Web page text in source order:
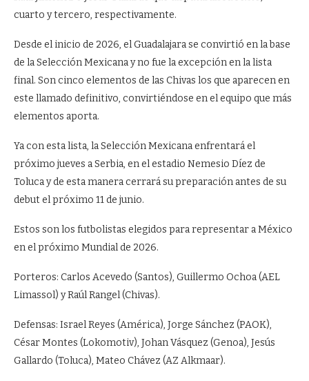
cuarto y tercero, respectivamente.
Desde el inicio de 2026, el Guadalajara se convirtió en la base
de la Selección Mexicana y no fue la excepción en la lista
final. Son cinco elementos de las Chivas los que aparecen en
este llamado definitivo, convirtiéndose en el equipo que más
elementos aporta.
Ya con esta lista, la Selección Mexicana enfrentará el
próximo jueves a Serbia, en el estadio Nemesio Díez de
Toluca y de esta manera cerrará su preparación antes de su
debut el próximo 11 de junio.
Estos son los futbolistas elegidos para representar a México
en el próximo Mundial de 2026.
Porteros: Carlos Acevedo (Santos), Guillermo Ochoa (AEL
Limassol) y Raúl Rangel (Chivas).
Defensas: Israel Reyes (América), Jorge Sánchez (PAOK),
César Montes (Lokomotiv), Johan Vásquez (Genoa), Jesús
Gallardo (Toluca), Mateo Chávez (AZ Alkmaar).